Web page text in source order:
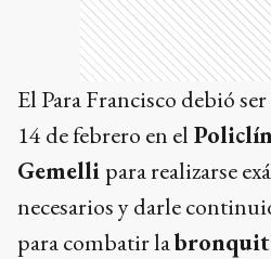
El Para Francisco debió
14 de febrero en el
Gemelli para realizarse
necesarios y darle
para combatir la